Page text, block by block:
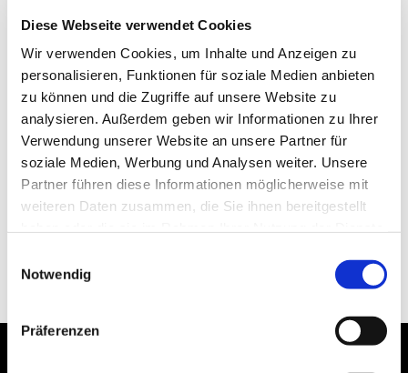
Diese Webseite verwendet Cookies
Wir verwenden Cookies, um Inhalte und Anzeigen zu
personalisieren, Funktionen für soziale Medien anbieten
zu können und die Zugriffe auf unsere Website zu
analysieren. Außerdem geben wir Informationen zu Ihrer
Verwendung unserer Website an unsere Partner für
soziale Medien, Werbung und Analysen weiter. Unsere
Partner führen diese Informationen möglicherweise mit
weiteren Daten zusammen, die Sie ihnen bereitgestellt
Notwendig
Präferenzen